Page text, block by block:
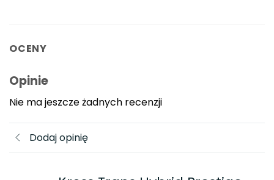
OCENY
Opinie
Nie ma jeszcze żadnych recenzji
Dodaj opinię